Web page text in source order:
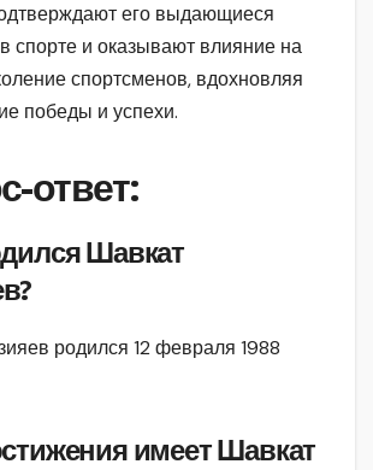
его выдающиеся
спорте и оказывают влияние на
спортсменов, вдохновляя
победы и успехи.
ответ:
Шавкат
родился 12 февраля 1988
имеет Шавкат